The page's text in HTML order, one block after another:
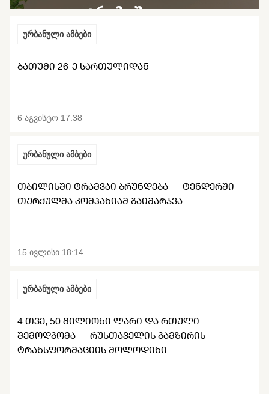
გარემოში
დაბინძურებულ
ურბანული ამბები
ᲑᲐᲗᲣᲛᲘ 26-Ე ᲡᲐᲠᲗᲣᲚᲘᲓᲐᲜ
6 აგვისტო 17:38
ურბანული ამბები
ᲗᲑᲘᲚᲘᲡᲨᲘ ᲢᲠᲐᲛᲕᲐᲘ ᲑᲠᲣᲜᲓᲔᲑᲐ — ᲢᲔᲜᲓᲔᲠᲨᲘ
ᲗᲣᲠᲥᲣᲚᲛᲐ ᲙᲝᲛᲞᲐᲜᲘᲐᲛ ᲒᲐᲘᲛᲐᲠᲯᲕᲐ
15 ივლისი 18:14
ურბანული ამბები
4 ᲗᲕᲔ, 50 ᲛᲘᲚᲘᲝᲜᲘ ᲚᲐᲠᲘ ᲓᲐ ᲠᲗᲣᲚᲘ
ᲨᲔᲛᲝᲓᲒᲝᲛᲐ — ᲠᲣᲡᲗᲐᲕᲔᲚᲘᲡ ᲒᲐᲛᲖᲘᲠᲘᲡ
ᲢᲠᲐᲜᲡᲤᲝᲠᲛᲐᲪᲘᲘᲡ ᲛᲝᲚᲝᲓᲘᲜᲘ